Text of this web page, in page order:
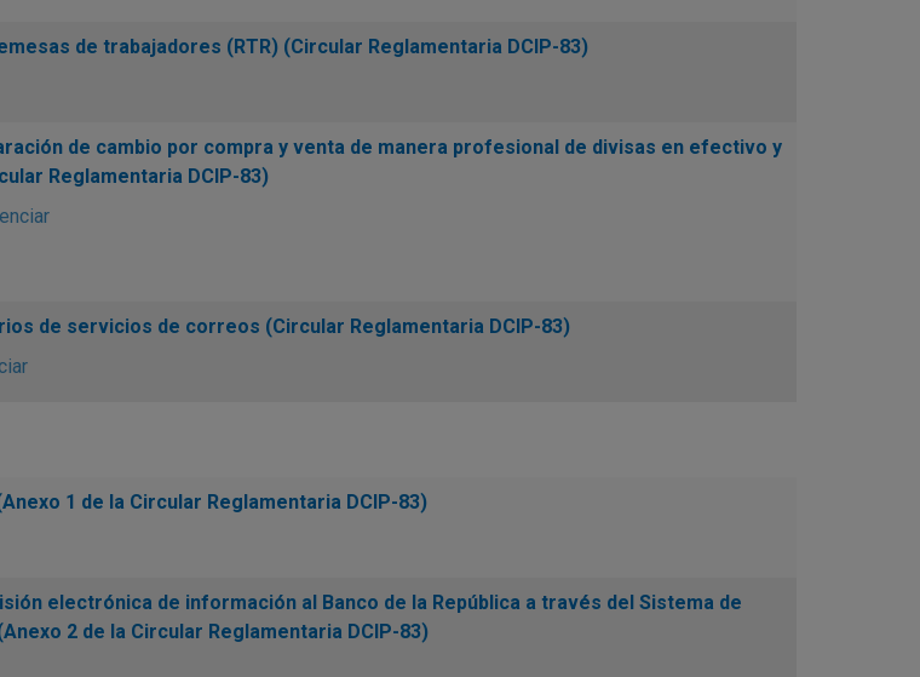
de trabajadores (RTR) (Circular Reglamentaria DCIP-83)
de cambio por compra y venta de manera profesional de divisas en efectivo y
Reglamentaria DCIP-83)
de servicios de correos (Circular Reglamentaria DCIP-83)
1 de la Circular Reglamentaria DCIP-83)
electrónica de información al Banco de la República a través del Sistema de
2 de la Circular Reglamentaria DCIP-83)